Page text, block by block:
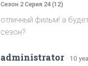
Сезон 2 Серия 24 (12)
отличный фильм! а
сезон?
administrator · 10